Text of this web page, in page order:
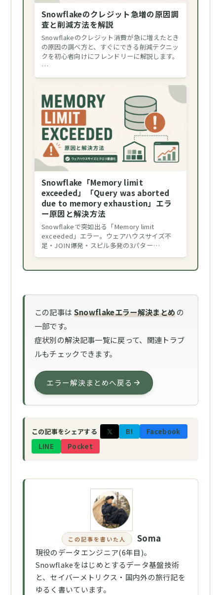
Snowflakeのクレジット急増の原因調
査と削減方法を解説
Snowflakeのクレジット消費が急に増えたとき
の原因の調べ方と、すぐにできる削減テクニッ
クを初心者向けにフレンドリーに解説します。
…
Snowflake「Memory limit
exceeded」「Query was aborted
due to memory exhaustion」エラ
ー原因と解決方法
Snowflakeで突如出る「Memory limit
exceeded」エラー。ウェアハウスサイズ不
足・JOIN爆発・スピル多発の3パター…
この記事は Snowflakeエラー解決まとめの
一部です。
症状別の解決記事一覧に戻って、関連トラブ
ルもチェックできます。
エラー解決まとめへ戻る
この記事をシェアする 𝕏 B!
Facebook
LINE
Pocket
この記事を書いた人 Soma
現役のデータエンジニア(6年目)。
Snowflakeをはじめとするデータ基盤技術
と、セイバーメトリクス・国内外の旅行記を
ゆるく書いています。